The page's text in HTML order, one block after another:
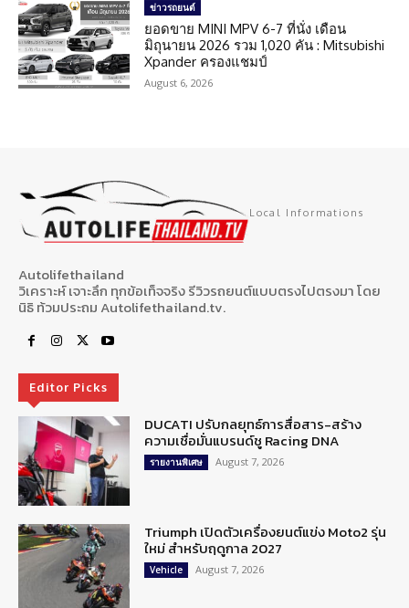
ข่าวรถยนต์
ยอดขาย MINI MPV 6-7 ที่นั่ง เดือน
มิถุนายน 2026 รวม 1,020 คัน : Mitsubishi
Xpander ครองแชมป์
August 6, 2026
Local Informations
Autolifethailand
วิเคราะห์ เจาะลึก ทุกข้อเท็จจริง รีวิวรถยนต์แบบตรงไปตรงมา โดย
นิธิ ท้วมประถม Autolifethailand.tv.
Editor Picks
DUCATI ปรับกลยุทธ์การสื่อสาร-สร้าง
ความเชื่อมั่นแบรนด์ชู Racing DNA
รายงานพิเศษ August 7, 2026
Triumph เปิดตัวเครื่องยนต์แข่ง Moto2 รุ่น
ใหม่ สำหรับฤดูกาล 2027
Vehicle August 7, 2026